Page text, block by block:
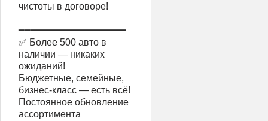
чистоты в договоре!
━━━━━━━━━━━━━━━━━━
✅ Более 500 авто в
наличии — никаких
ожиданий!
Бюджетные, семейные,
бизнес-класс — есть всё!
Постоянное обновление
ассортимента